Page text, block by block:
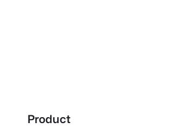
Product